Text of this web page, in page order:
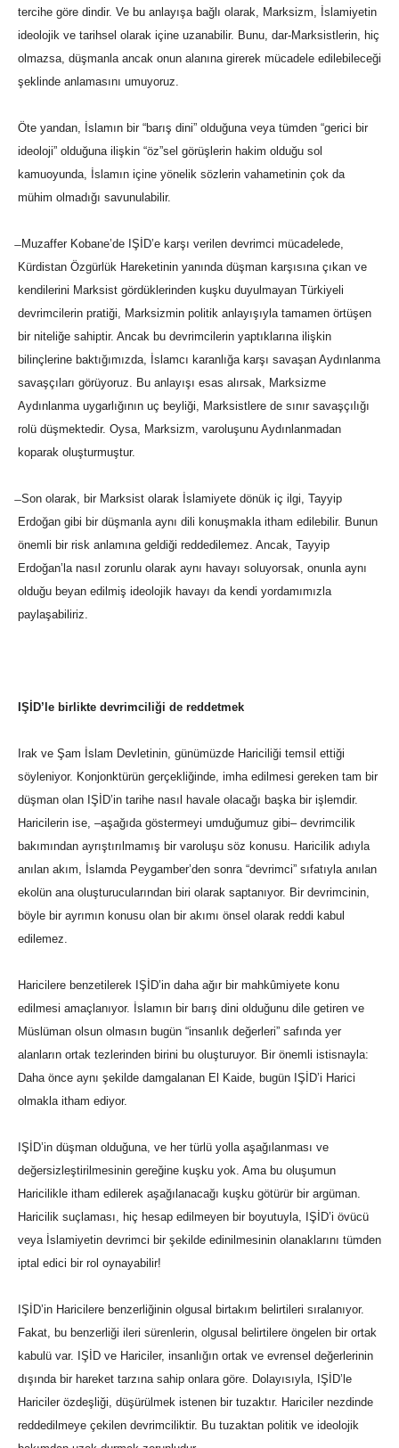
tercihe göre dindir. Ve bu anlayışa bağlı olarak, Marksizm, İslamiyetin
ideolojik ve tarihsel olarak içine uzanabilir. Bunu, dar-Marksistlerin, hiç
olmazsa, düşmanla ancak onun alanına girerek mücadele edilebileceği
şeklinde anlamasını umuyoruz.
Öte yandan, İslamın bir “barış dini” olduğuna veya tümden “gerici bir
ideoloji” olduğuna ilişkin “öz”sel görüşlerin hakim olduğu sol
kamuoyunda, İslamın içine yönelik sözlerin vahametinin çok da
mühim olmadığı savunulabilir.
̶ Muzaffer Kobane’de IŞİD’e karşı verilen devrimci mücadelede,
Kürdistan Özgürlük Hareketinin yanında düşman karşısına çıkan ve
kendilerini Marksist gördüklerinden kuşku duyulmayan Türkiyeli
devrimcilerin pratiği, Marksizmin politik anlayışıyla tamamen örtüşen
bir niteliğe sahiptir. Ancak bu devrimcilerin yaptıklarına ilişkin
bilinçlerine baktığımızda, İslamcı karanlığa karşı savaşan Aydınlanma
savaşçıları görüyoruz. Bu anlayışı esas alırsak, Marksizme
Aydınlanma uygarlığının uç beyliği, Marksistlere de sınır savaşçılığı
rolü düşmektedir. Oysa, Marksizm, varoluşunu Aydınlanmadan
koparak oluşturmuştur.
̶ Son olarak, bir Marksist olarak İslamiyete dönük iç ilgi, Tayyip
Erdoğan gibi bir düşmanla aynı dili konuşmakla itham edilebilir. Bunun
önemli bir risk anlamına geldiği reddedilemez. Ancak, Tayyip
Erdoğan’la nasıl zorunlu olarak aynı havayı soluyorsak, onunla aynı
olduğu beyan edilmiş ideolojik havayı da kendi yordamımızla
paylaşabiliriz.
IŞİD’le birlikte devrimciliği de reddetmek
Irak ve Şam İslam Devletinin, günümüzde Hariciliği temsil ettiği
söyleniyor. Konjonktürün gerçekliğinde, imha edilmesi gereken tam bir
düşman olan IŞİD’in tarihe nasıl havale olacağı başka bir işlemdir.
Haricilerin ise, –aşağıda göstermeyi umduğumuz gibi– devrimcilik
bakımından ayrıştırılmamış bir varoluşu söz konusu. Haricilik adıyla
anılan akım, İslamda Peygamber’den sonra “devrimci” sıfatıyla anılan
ekolün ana oluşturucularından biri olarak saptanıyor. Bir devrimcinin,
böyle bir ayrımın konusu olan bir akımı önsel olarak reddi kabul
edilemez.
Haricilere benzetilerek IŞİD’in daha ağır bir mahkûmiyete konu
edilmesi amaçlanıyor. İslamın bir barış dini olduğunu dile getiren ve
Müslüman olsun olmasın bugün “insanlık değerleri” safında yer
alanların ortak tezlerinden birini bu oluşturuyor. Bir önemli istisnayla:
Daha önce aynı şekilde damgalanan El Kaide, bugün IŞİD’i Harici
olmakla itham ediyor.
IŞİD’in düşman olduğuna, ve her türlü yolla aşağılanması ve
değersizleştirilmesinin gereğine kuşku yok. Ama bu oluşumun
Haricilikle itham edilerek aşağılanacağı kuşku götürür bir argüman.
Haricilik suçlaması, hiç hesap edilmeyen bir boyutuyla, IŞİD’i övücü
veya İslamiyetin devrimci bir şekilde edinilmesinin olanaklarını tümden
iptal edici bir rol oynayabilir!
IŞİD’in Haricilere benzerliğinin olgusal birtakım belirtileri sıralanıyor.
Fakat, bu benzerliği ileri sürenlerin, olgusal belirtilere öngelen bir ortak
kabulü var. IŞİD ve Hariciler, insanlığın ortak ve evrensel değerlerinin
dışında bir hareket tarzına sahip onlara göre. Dolayısıyla, IŞİD’le
Hariciler özdeşliği, düşürülmek istenen bir tuzaktır. Hariciler nezdinde
reddedilmeye çekilen devrimciliktir. Bu tuzaktan politik ve ideolojik